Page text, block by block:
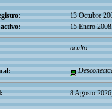
13 Octubre
15 Enero
oculto
8 Agosto